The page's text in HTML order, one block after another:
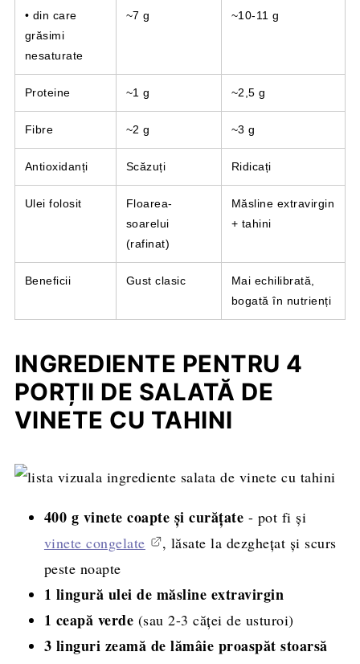
• din care
grăsimi
nesaturate
~7 g ~10-11 g
Proteine ~1 g ~2,5 g
Fibre ~2 g ~3 g
Antioxidanți Scăzuți Ridicați
Ulei folosit
Floarea-
soarelui
(rafinat)
Măsline extravirgin
+ tahini
Beneficii Gust clasic
Mai echilibrată,
bogată în nutrienți
INGREDIENTE PENTRU 4
PORȚII DE SALATĂ DE
VINETE CU TAHINI
400 g vinete coapte și curățate - pot fi și
vinete congelate
, lăsate la dezghețat și scurs
peste noapte
1 lingură ulei de măsline extravirgin
1 ceapă verde (sau 2-3 căței de usturoi)
3 linguri zeamă de lămâie proaspăt stoarsă